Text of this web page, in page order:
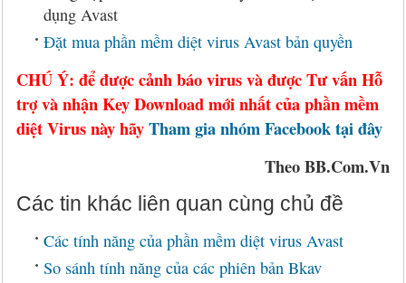
dụng Avast
Đặt mua phần mềm diệt virus Avast bản quyền
CHÚ Ý: để được cảnh báo virus và được Tư vấn Hỗ
trợ và nhận Key Download mới nhất của phần mềm
diệt Virus này hãyTham gia nhóm Facebook tại đây
Theo BB.Com.Vn
Các tin khác liên quan cùng chủ đề
Các tính năng của phần mềm diệt virus Avast
So sánh tính năng của các phiên bản Bkav